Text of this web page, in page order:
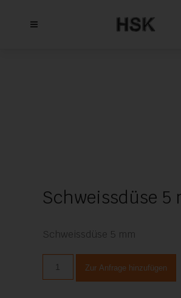
Schweissdüse 5
Schweissdüse 5 mm
Zur Anfrage hinzufügen